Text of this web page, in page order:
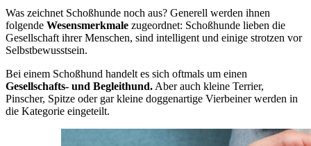
Was zeichnet Schoßhunde noch aus? Generell werden ihnen
folgende Wesensmerkmale zugeordnet: Schoßhunde lieben die
Gesellschaft ihrer Menschen, sind intelligent und einige strotzen vor
Selbstbewusstsein.
Bei einem Schoßhund handelt es sich oftmals um einen
Gesellschafts- und Begleithund. Aber auch kleine Terrier,
Pinscher, Spitze oder gar kleine doggenartige Vierbeiner werden in
die Kategorie eingeteilt.